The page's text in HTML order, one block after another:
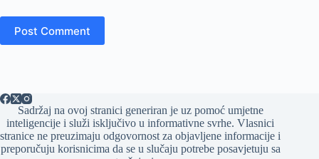
Post Comment
Sadržaj na ovoj stranici generiran je uz pomoć umjetne
inteligencije i služi isključivo u informativne svrhe. Vlasnici
stranice ne preuzimaju odgovornost za objavljene informacije i
preporučuju korisnicima da se u slučaju potrebe posavjetuju sa